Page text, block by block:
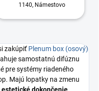
1140, Námestovo
zakúpiťPlenum box (osový)
samostatnú difúznu
pre systémy riadeného
Majú lopatky na zmenu